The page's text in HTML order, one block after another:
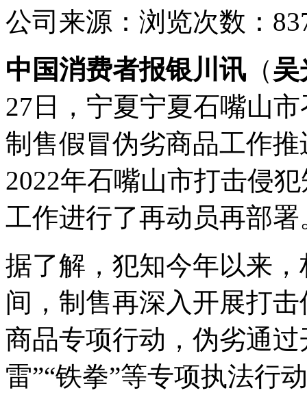
公司 来源： 浏览次数：
中国消费者报银川讯 （吴
27日，宁夏宁夏石嘴山
制售假冒伪劣商品工作
2022年石嘴山市打击侵
工作进行了再动员再部
据了解，犯知今年以来
间，制售再深入开展打
商品专项行动，伪劣通过
雷”“铁拳”等专项执法行